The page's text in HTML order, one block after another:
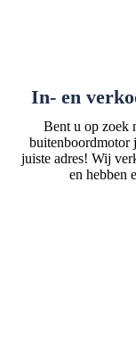
In- en
Bent u op zoek
buitenboordmotor
juiste adres! Wij
en hebben